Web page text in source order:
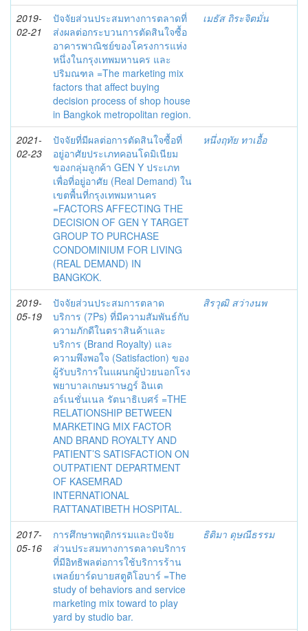
2019-
02-21
ปัจจัยส่วนประสมทางการตลาดที่
ส่งผลต่อกระบวนการตัดสินใจซื้อ
อาคารพาณิชย์ของโครงการแห่ง
หนึ่งในกรุงเทพมหานคร และ
ปริมณฑล =The marketing mix
factors that affect buying
decision process of shop house
in Bangkok metropolitan region.
เมธัส ถิระจิตมั่น
2021-
02-23
ปัจจัยที่มีผลต่อการตัดสินใจซื้อที่
อยู่อาศัยประเภทคอนโดมิเนียม
ของกลุ่มลูกค้า GEN Y ประเภท
เพื่อที่อยู่อาศัย (Real Demand) ใน
เขตพื้นที่กรุงเทพมหานคร
=FACTORS AFFECTING THE
DECISION OF GEN Y TARGET
GROUP TO PURCHASE
CONDOMINIUM FOR LIVING
(REAL DEMAND) IN
BANGKOK.
หนึ่งฤทัย ทาเอื้อ
2019-
05-19
ปัจจัยส่วนประสมการตลาด
บริการ (7Ps) ที่มีความสัมพันธ์กับ
ความภักดีในตราสินค้าและ
บริการ (ฺBrand Royalty) และ
ความพึงพอใจ (Satisfaction) ของ
ผู้รับบริการในแผนกผู้ป่วยนอกโรง
พยาบาลเกษมราษฎร์ อินเต
อร์เนชั่นเนล รัตนาธิเบศร์ =THE
RELATIONSHIP BETWEEN
MARKETING MIX FACTOR
AND BRAND ROYALTY AND
PATIENT’S SATISFACTION ON
OUTPATIENT DEPARTMENT
OF KASEMRAD
INTERNATIONAL
RATTANATIBETH HOSPITAL.
สิรวุฒิ สว่างนพ
2017-
05-16
การศึกษาพฤติกรรมและปัจจัย
ส่วนประสมทางการตลาดบริการ
ที่มีอิทธิพลต่อการใช้บริการร้าน
เพลย์ยาร์ดบายสตูดิโอบาร์ =The
study of behaviors and service
marketing mix toward to play
yard by studio bar.
ธิติมา ดุษณีธรรม